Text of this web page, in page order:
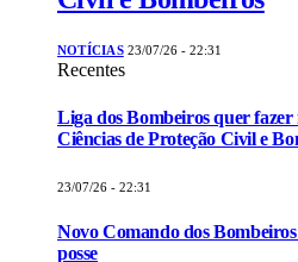
NOTÍCIAS 23/07/26 - 22:31
Recentes
Liga dos Bombeiros quer fazer
Ciências de Proteção Civil e
23/07/26 - 22:31
Novo Comando dos
posse